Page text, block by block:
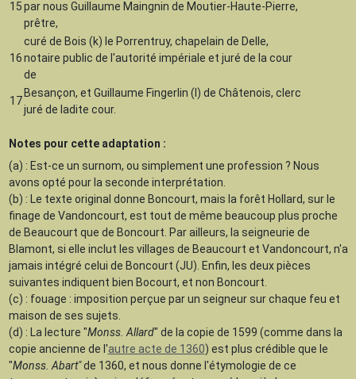
15par nous Guillaume Maingnin de Moutier-Haute-Pierre,
prêtre,
16
curé de Bois (k) le Porrentruy, chapelain de Delle,
notaire public de l'autorité impériale et juré de la cour
de
17
Besançon, et Guillaume Fingerlin (l) de Châtenois, clerc
juré de ladite cour.
Notes pour cette adaptation :
(a) : Est-ce un surnom, ou simplement une profession ? Nous
avons opté pour la seconde interprétation.
(b) : Le texte original donne Boncourt, mais la forêt Hollard, sur le
finage de Vandoncourt, est tout de même beaucoup plus proche
de Beaucourt que de Boncourt. Par ailleurs, la seigneurie de
Blamont, si elle inclut les villages de Beaucourt et Vandoncourt, n'a
jamais intégré celui de Boncourt (JU). Enfin, les deux pièces
suivantes indiquent bien Bocourt, et non Boncourt.
(c) : fouage : imposition perçue par un seigneur sur chaque feu et
maison de ses sujets.
(d) : La lecture "Monss. Allard" de la copie de 1599 (comme dans la
copie ancienne de l'autre acte de 1360) est plus crédible que le
"Monss. Abart"de 1360, et nous donne l'étymologie de ce